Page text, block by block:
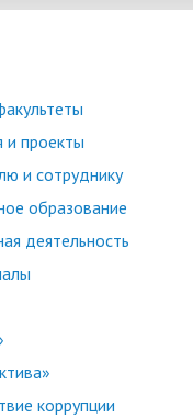
и проекты
и сотруднику
образование
деятельность
коррупции